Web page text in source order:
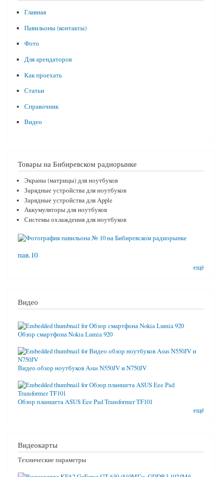
Главная
Павильоны (контакты)
Фото
Для арендаторов
Как проехать
Статьи
Справочник
Видео
Товары на Бибиревском радиорынке
Экраны (матрицы) для ноутбуков
Зарядные устройства для ноутбуков
Зарядные устройства для Apple
Аккумуляторы для ноутбуков
Системы охлаждения для ноутбуков
пав.10
ещё
Видео
Обзор смартфона Nokia Lumia 920
Видео обзор ноутбуков Asus N550JV и N750JV
Обзор планшета ASUS Eee Pad Transformer TF101
ещё
Видеокарты
Технические параметры